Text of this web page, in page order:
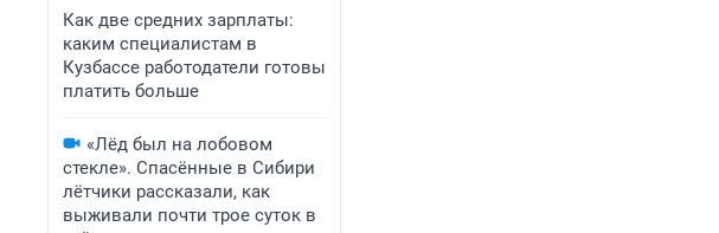
Как две средних зарплаты:
каким специалистам в
Кузбассе работодатели готовы
платить больше
«Лёд был на лобовом
стекле». Спасённые в Сибири
лётчики рассказали, как
выживали почти трое суток в